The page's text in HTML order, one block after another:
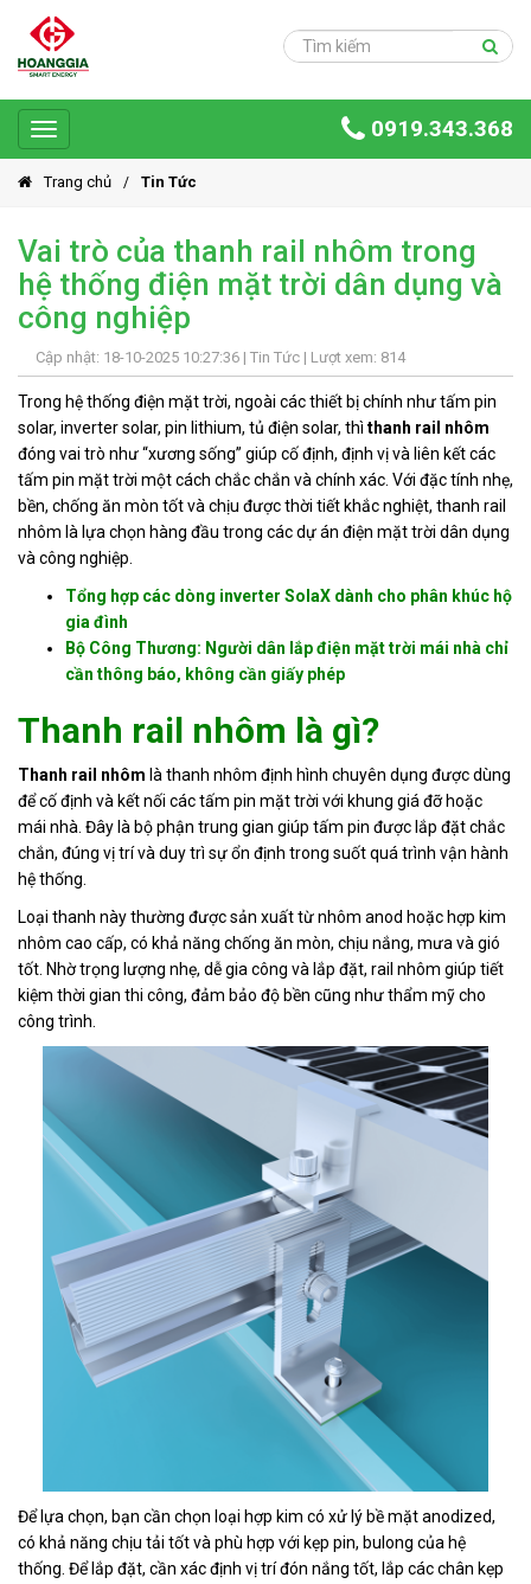
Toggle
navigation
0919.343.368
Trang
chủ
Sản
phẩm
Giải
Ứng
dụng
Dự
án
Hoàng
Gia
Group
thiệu
Tin
liệu
Liên
hệ
Tuyển
dụng
Trang chủ Tin Tức
Vai trò của thanh rail nhôm trong
hệ thống điện mặt trời dân dụng và
công nghiệp
Cập nhật: 18-10-2025 10:27:36 | Tin Tức | Lượt xem: 814
Trong hệ thống điện mặt trời, ngoài các thiết bị chính như tấm pin
solar, inverter solar, pin lithium, tủ điện solar, thì thanh rail nhôm
đóng vai trò như “xương sống” giúp cố định, định vị và liên kết các
tấm pin mặt trời một cách chắc chắn và chính xác. Với đặc tính nhẹ,
bền, chống ăn mòn tốt và chịu được thời tiết khắc nghiệt, thanh rail
nhôm là lựa chọn hàng đầu trong các dự án điện mặt trời dân dụng
và công nghiệp.
Tổng hợp các dòng inverter SolaX dành cho phân khúc hộ
gia đình
Bộ Công Thương: Người dân lắp điện mặt trời mái nhà chỉ
cần thông báo, không cần giấy phép
Thanh rail nhôm là gì?
Thanh rail nhôm là thanh nhôm định hình chuyên dụng được dùng
để cố định và kết nối các tấm pin mặt trời với khung giá đỡ hoặc
mái nhà. Đây là bộ phận trung gian giúp tấm pin được lắp đặt chắc
chắn, đúng vị trí và duy trì sự ổn định trong suốt quá trình vận hành
hệ thống.
Loại thanh này thường được sản xuất từ nhôm anod hoặc hợp kim
nhôm cao cấp, có khả năng chống ăn mòn, chịu nắng, mưa và gió
tốt. Nhờ trọng lượng nhẹ, dễ gia công và lắp đặt, rail nhôm giúp tiết
kiệm thời gian thi công, đảm bảo độ bền cũng như thẩm mỹ cho
công trình.
Để lựa chọn, bạn cần chọn loại hợp kim có xử lý bề mặt anodized,
có khả năng chịu tải tốt và phù hợp với kẹp pin, bulong của hệ
thống. Để lắp đặt, cần xác định vị trí đón nắng tốt, lắp các chân kẹp